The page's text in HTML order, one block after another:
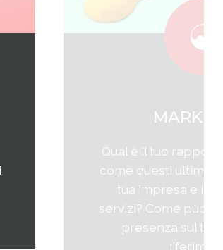
questi nuovi media
con i consumatori?
con clienti/utenti
di produrre fidelizzazione?